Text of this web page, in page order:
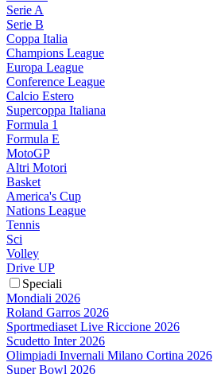
Serie A
Serie B
Coppa Italia
Champions League
Europa League
Conference League
Calcio Estero
Supercoppa Italiana
Formula 1
Formula E
MotoGP
Altri Motori
Basket
America's Cup
Nations League
Tennis
Sci
Volley
Drive UP
Speciali
Mondiali 2026
Roland Garros 2026
Sportmediaset Live Riccione 2026
Scudetto Inter 2026
Olimpiadi Invernali Milano Cortina 2026
Super Bowl 2026